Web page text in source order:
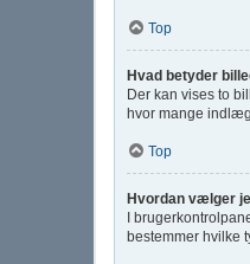
Top
Hvad betyder
Der kan vises to
hvor mange
Top
Hvordan vælger
I
bestemmer hvilke